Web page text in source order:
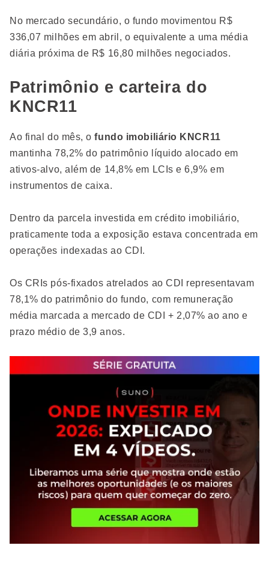
No mercado secundário, o fundo movimentou R$
336,07 milhões em abril, o equivalente a uma média
diária próxima de R$ 16,80 milhões negociados.
Patrimônio e carteira do
KNCR11
Ao final do mês, ofundo imobiliário KNCR11
mantinha 78,2% do patrimônio líquido alocado em
ativos-alvo, além de 14,8% em LCIs e 6,9% em
instrumentos de caixa.
Dentro da parcela investida em crédito imobiliário,
praticamente toda a exposição estava concentrada em
operações indexadas ao CDI.
Os CRIs pós-fixados atrelados ao CDI representavam
78,1% do patrimônio do fundo, com remuneração
média marcada a mercado de CDI + 2,07% ao ano e
prazo médio de 3,9 anos.